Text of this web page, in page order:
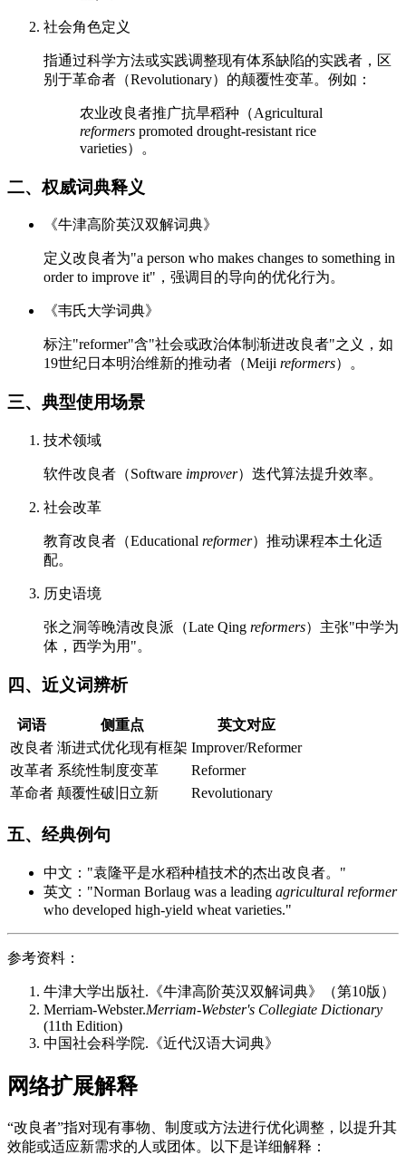
社会角色定义
指通过科学方法或实践调整现有体系缺陷的实践者，区
别于革命者（Revolutionary）的颠覆性变革。例如：
农业改良者推广抗旱稻种（Agricultural
reformers promoted drought-resistant rice
varieties）。
二、权威词典释义
《牛津高阶英汉双解词典》
定义改良者为"a person who makes changes to something in
order to improve it"，强调目的导向的优化行为。
《韦氏大学词典》
标注"reformer"含"社会或政治体制渐进改良者"之义，如
19世纪日本明治维新的推动者（Meiji reformers）。
三、典型使用场景
技术领域
软件改良者（Software improver）迭代算法提升效率。
社会改革
教育改良者（Educational reformer）推动课程本土化适
配。
历史语境
张之洞等晚清改良派（Late Qing reformers）主张"中学为
体，西学为用"。
四、近义词辨析
词语 侧重点
英文对应
改良者 渐进式优化现有框架 Improver/Reformer
改革者 系统性制度变革
Reformer
革命者 颠覆性破旧立新 Revolutionary
五、经典例句
中文："袁隆平是水稻种植技术的杰出改良者。"
英文："Norman Borlaug was a leading agricultural reformer
who developed high-yield wheat varieties."
参考资料：
牛津大学出版社.《牛津高阶英汉双解词典》（第10版）
Merriam-Webster.Merriam-Webster's Collegiate Dictionary
(11th Edition)
中国社会科学院.《近代汉语大词典》
网络扩展解释
“改良者”指对现有事物、制度或方法进行优化调整，以提升其
效能或适应新需求的人或团体。以下是详细解释：